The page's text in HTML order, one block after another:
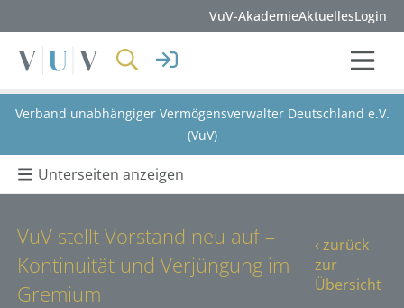
VuV-AkademieAktuellesLogin
Verband unabhängiger Vermögensverwalter Deutschland e.V.
(VuV)
Unterseiten anzeigen
VuV stellt Vorstand neu auf –
Kontinuität und Verjüngung im
Gremium
‹ zurück
zur
Übersicht